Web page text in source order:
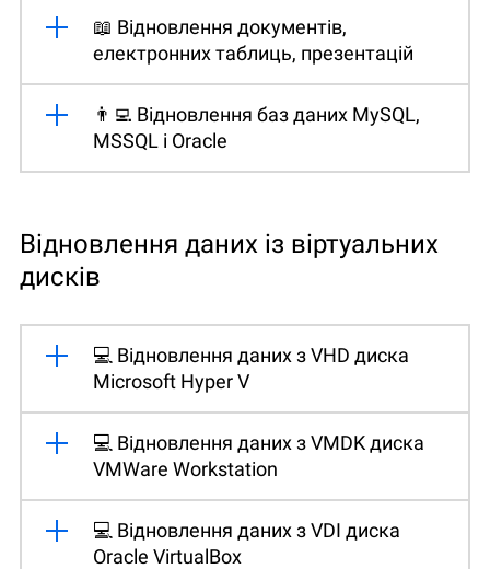
📖 Відновлення документів,
електронних таблиць, презентацій
👨‍💻 Відновлення баз даних MySQL,
MSSQL і Oracle
Відновлення даних із віртуальних
дисків
💻 Відновлення даних з VHD диска
Microsoft Hyper V
💻 Відновлення даних з VMDK диска
VMWare Workstation
💻 Відновлення даних з VDI диска
Oracle VirtualBox